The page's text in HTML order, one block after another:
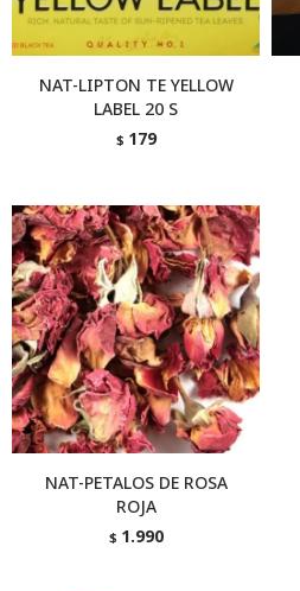
NAT-LIPTON TE YELLOW
LABEL 20 S
$ 179
NAT-PETALOS DE ROSA
ROJA
$ 1.990